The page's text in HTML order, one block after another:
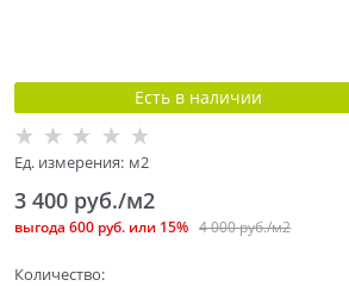
Есть в наличии
Ед. измерения: м2
4 000 руб./м2
3 400 руб./м2
выгода 600 руб. или 15%
Количество: